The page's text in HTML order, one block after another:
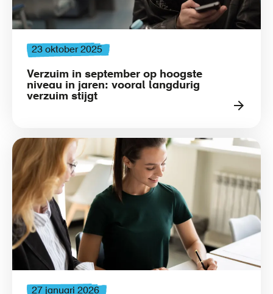
23 oktober 2025
Verzuim in september op hoogste
niveau in jaren: vooral langdurig
verzuim stijgt
27 januari 2026